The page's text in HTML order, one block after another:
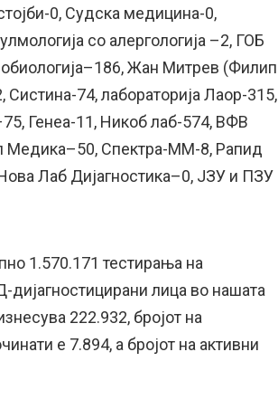
0, Судска медицина-0,
со алергологија –2, ГОБ
Жан Митрев (Филип
74, лабораторија Лаор-315,
Генеа-11, Никоб лаб-574, ВФВ
Медика–50, Спектра-ММ-8, Рапид
Лаб Дијагностика–0, ЈЗУ и ПЗУ
1.570.171 тестирања на
лица во нашата
222.932, бројот на
е 7.894, а бројот на активни